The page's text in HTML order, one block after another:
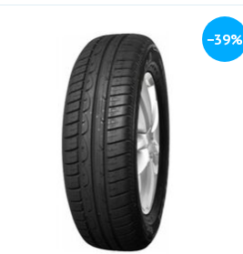
−39%